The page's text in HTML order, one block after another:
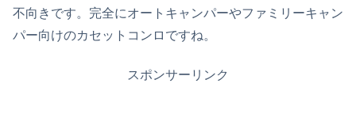
不向きです。完全にオートキャンパーやファミリーキャン
パー向けのカセットコンロですね。
スポンサーリンク